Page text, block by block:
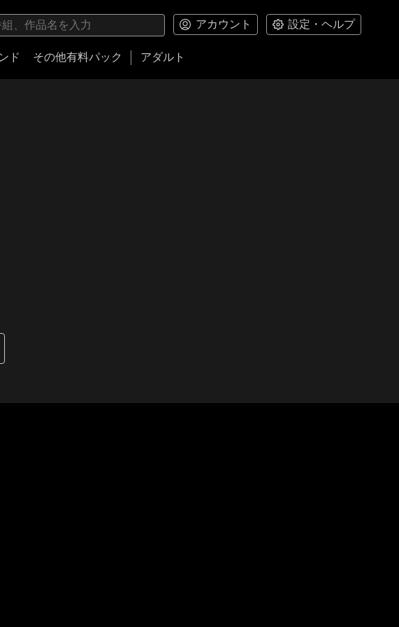
アカウント 設定・ヘルプ
ド その他有料パック アダルト